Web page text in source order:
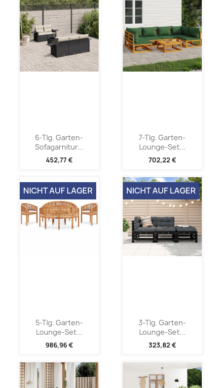
6-Tlg. Garten-
Sofagarnitur...
452,77 €
7-Tlg. Garten-
Lounge-Set...
702,22 €
5-Tlg. Garten-
Lounge-Set...
986,96 €
NICHT AUF LAGER
3-Tlg. Garten-
Lounge-Set...
323,82 €
NICHT AUF LAGER